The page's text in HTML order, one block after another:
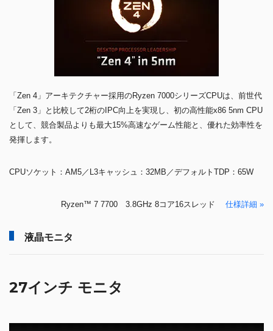
「Zen 4」アーキテクチャー採用のRyzen 7000シリーズCPUは、前世代
「Zen 3」と比較して2桁のIPC向上を実現し、初の高性能x86 5nm CPU
として、競合製品よりも最大15%高速なゲーム性能と、優れた効率性を
発揮します。
CPUソケット：AM5／L3キャッシュ：32MB／デフォルトTDP：65W
Ryzen™ 7 7700 3.8GHz 8コア16スレッド 仕様詳細 »
液晶モニタ
27インチ モニタ